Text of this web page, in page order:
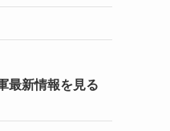
最新情報を見る